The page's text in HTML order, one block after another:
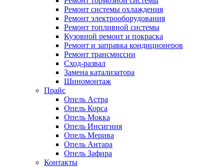
Ремонт системы охлаждения
Ремонт электрооборудования
Ремонт топливной системы
Кузовной ремонт и покраска
Ремонт и заправка кондиционеров
Ремонт трансмиссии
Сход-развал
Замена катализатора
Шиномонтаж
Прайс
Опель Астра
Опель Корса
Опель Мокка
Опель Инсигния
Опель Мерива
Опель Антара
Опель Зафира
Контакты